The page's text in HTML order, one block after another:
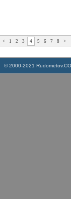
< 1 2 3 4 5 6 7 8 >
© 2000-2021